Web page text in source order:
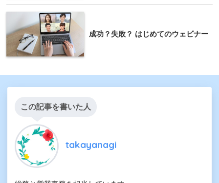
成功？失敗？ はじめてのウェビナー
この記事を書いた人
takayanagi